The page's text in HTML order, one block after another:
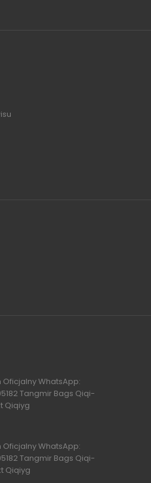
WhatsApp:
Tangmir Bags Qiqi-
Qiqiyg
WhatsApp:
Tangmir Bags Qiqi-
Qiqiyg